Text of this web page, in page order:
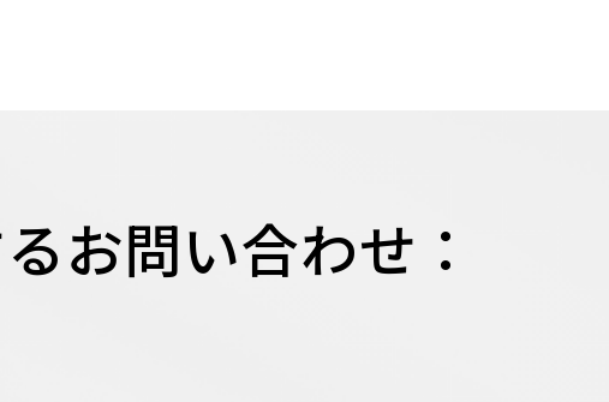
お問い合わせ：